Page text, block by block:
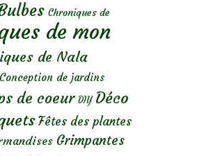
Chroniques de
de mon
de Nala
Conception de jardins
de coeur DIY Déco
Fêtes des plantes
Grimpantes